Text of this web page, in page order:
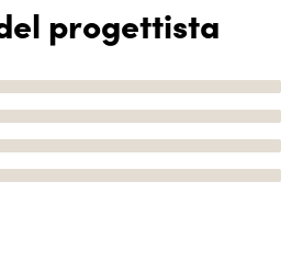
progettista